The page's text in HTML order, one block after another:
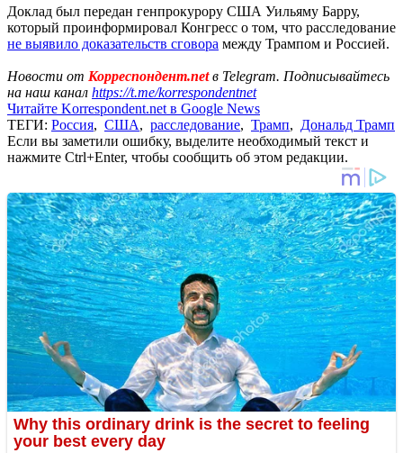
Доклад был передан генпрокурору США Уильяму Барру,
который проинформировал Конгресс о том, что расследование
не выявило доказательств сговора между Трампом и Россией.
Новости от Корреспондент.netв Telegram. Подписывайтесь
на наш канал https://t.me/korrespondentnet
Читайте Korrespondent.net в Google News
ТЕГИ: Россия, США, расследование, Трамп, Дональд Трамп
Если вы заметили ошибку, выделите необходимый текст и
нажмите Ctrl+Enter, чтобы сообщить об этом редакции.